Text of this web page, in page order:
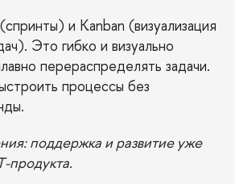
и Kanban (визуализация
Это гибко и визуально
перераспределять задачи.
процессы без
поддержка и развитие уже
продукта.